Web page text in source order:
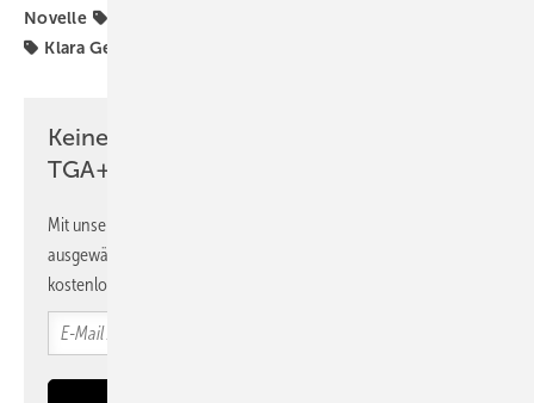
Novelle
Klara Geywitz
Keine Zeit? Kein Problem mit dem
TGA+E Newsletter!
Mit unserem Newsletter erhalten Sie regelmäßig von uns
ausgewählte Informationen und Neuigkeiten, gebündelt und
kostenlos direkt ins Postfach.